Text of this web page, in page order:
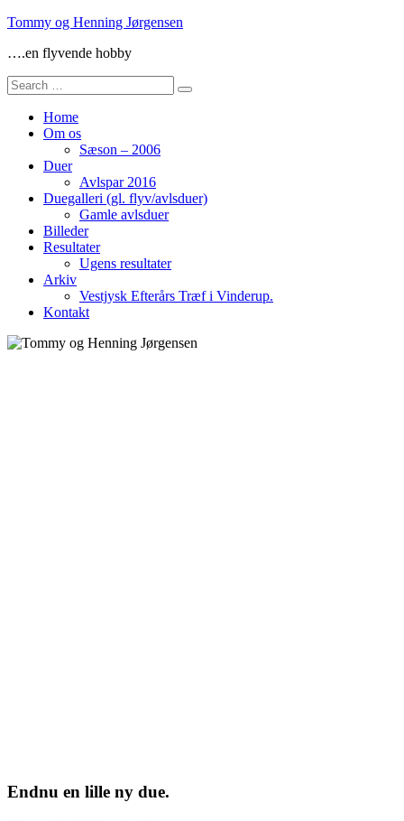
Skip
content
Tommy og Henning Jørgensen
….en flyvende hobby
Search
for:
Home
Om os
Sæson – 2006
Duer
Avlspar 2016
Duegalleri (gl. flyv/avlsduer)
Gamle avlsduer
Billeder
Resultater
Ugens resultater
Arkiv
Vestjysk Efterårs Træf i Vinderup.
Kontakt
Endnu en lille ny due.